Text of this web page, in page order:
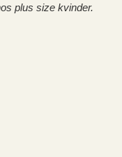
plus size kvinder.